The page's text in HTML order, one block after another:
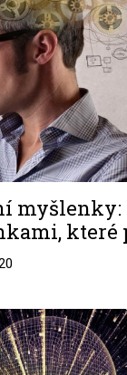
myšlenky:
které